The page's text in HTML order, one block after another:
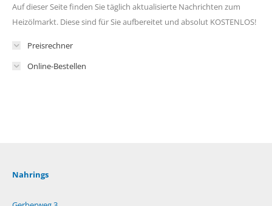
Auf dieser Seite finden Sie täglich aktualisierte Nachrichten zum
Heizölmarkt. Diese sind für Sie aufbereitet und absolut KOSTENLOS!
Preisrechner
Online-Bestellen
Nahrings